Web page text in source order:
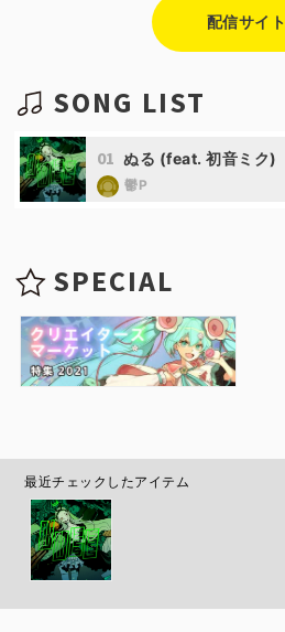
配信サイト
SONG LIST
01 ぬる (feat. 初音ミク)
鬱P
SPECIAL
最近チェックしたアイテム